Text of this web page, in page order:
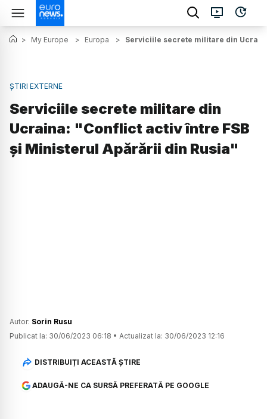
> My Europe > Europa > Serviciile secrete militare din
ȘTIRI EXTERNE
Serviciile secrete militare din
Ucraina: "Conflict activ între FSB
și Ministerul Apărării din Rusia"
Autor: Sorin Rusu
Publicat la: 30/06/2023 06:18 • Actualizat la: 30/06/2023 12:16
DISTRIBUIȚI ACEASTĂ ȘTIRE
ADAUGĂ-NE CA SURSĂ PREFERATĂ PE GOOGLE